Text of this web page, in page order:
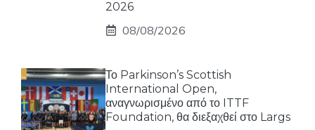
2026
08/08/2026
Το Parkinson’s Scottish
International Open,
αναγνωρισμένο από το ITTF
Foundation, θα διεξαχθεί στο Largs